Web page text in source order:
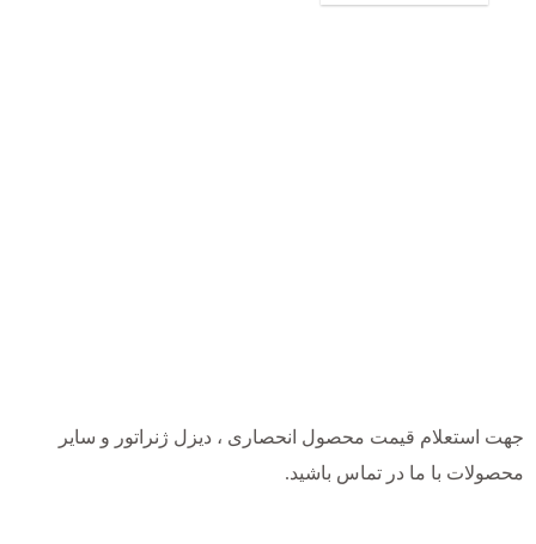
جهت استعلام قیمت محصول انحصاری ، دیزل ژنراتور و سایر
محصولات با ما در تماس باشید.